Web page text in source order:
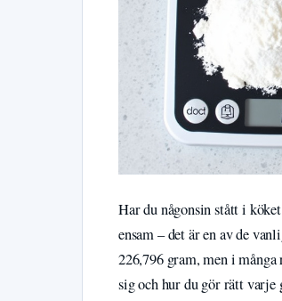
Har du någonsin stått i
ensam – det är en av de
226,796 gram, men i
sig och hur du gör rätt varje